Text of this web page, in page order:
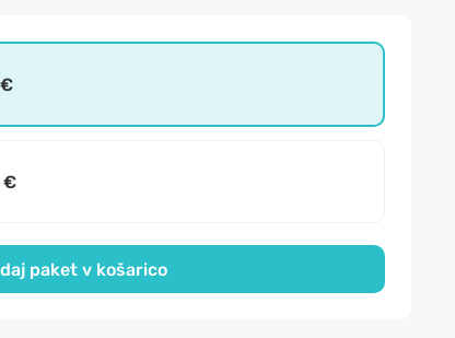
€
paket v košarico